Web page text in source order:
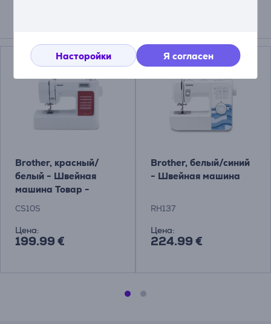
Насторойки Я согласен
Brother, красный/
белый - Швейная
машина Товар -
CS10S
CS10S
Цена:
199.99 €
Brother, белый/синий
- Швейная машина
RH137
Цена:
224.99 €